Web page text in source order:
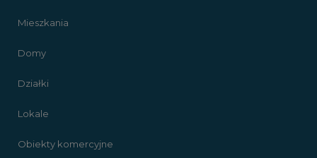
Mieszkania
Domy
Działki
Lokale
Obiekty komercyjne